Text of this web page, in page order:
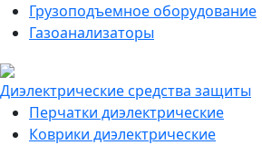
Грузоподъемное оборудование
Газоанализаторы
Диэлектрические средства защиты
Перчатки диэлектрические
Коврики диэлектрические